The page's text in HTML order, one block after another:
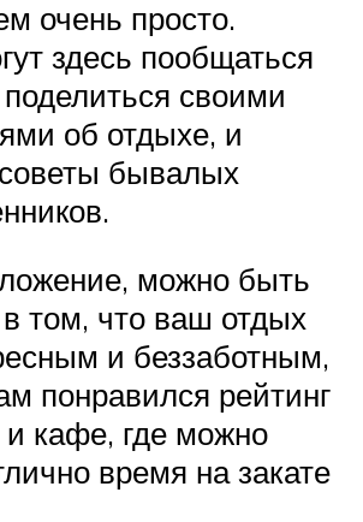
очень просто.
здесь пообщаться
своими
об отдыхе, и
бывалых
можно быть
том, что ваш отдых
и беззаботным,
понравился рейтинг
и кафе, где можно
время на закате